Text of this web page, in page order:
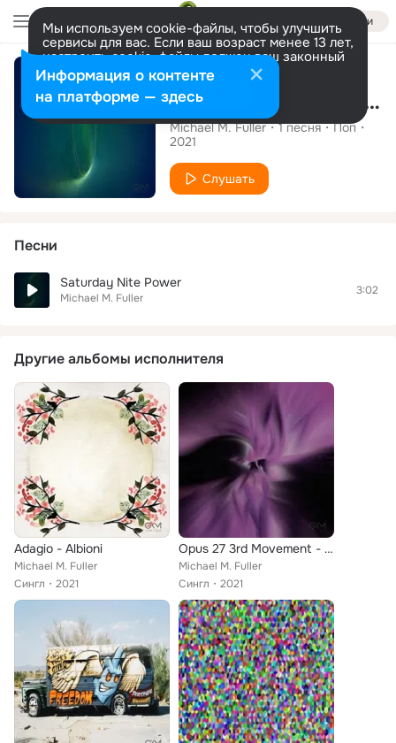
Войти
Мы используем cookie-файлы, чтобы улучшить
сервисы для вас. Если ваш возраст менее 13 лет,
настроить cookie-файлы должен ваш законный
представитель. Больше информации
Разрешить все Настроить
Сингл
Saturday Nite Power
Michael M. Fuller 1песня
Поп
2021
Слушать
Песни
Saturday Nite Power
Michael M. Fuller
3:02
Другие альбомы исполнителя
Adagio - Albioni
Michael M. Fuller
Сингл
2021
Opus 27 3rd Movement - Beethoven
Michael M. Fuller
Сингл
2021
Информация о контенте
на платформе — здесь